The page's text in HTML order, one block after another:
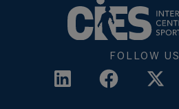
FOLLOW US